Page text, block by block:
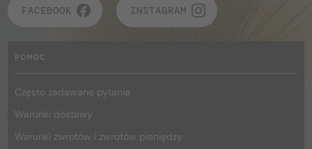
FACEBOOK INSTAGRAM
POMOC
Często zadawane pytania
Warunki dostawy
Warunki zwrotów i zwrotów pieniędzy